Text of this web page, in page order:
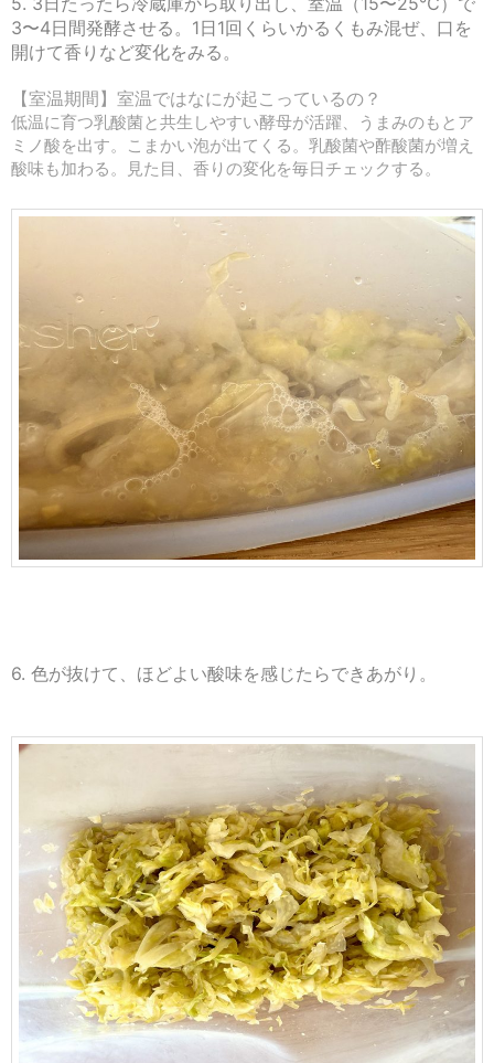
3〜4日間発酵させる。1日1回くらいかるくもみ混ぜ、口を
開けて香りなど変化をみる。
【室温期間】室温ではなにが起こっているの？
低温に育つ乳酸菌と共生しやすい酵母が活躍、うまみのもとア
ミノ酸を出す。こまかい泡が出てくる。乳酸菌や酢酸菌が増え
酸味も加わる。見た目、香りの変化を毎日チェックする。
6. 色が抜けて、ほどよい酸味を感じたらできあがり。